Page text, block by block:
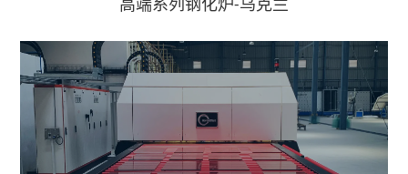
高端系列钢化炉-乌克兰